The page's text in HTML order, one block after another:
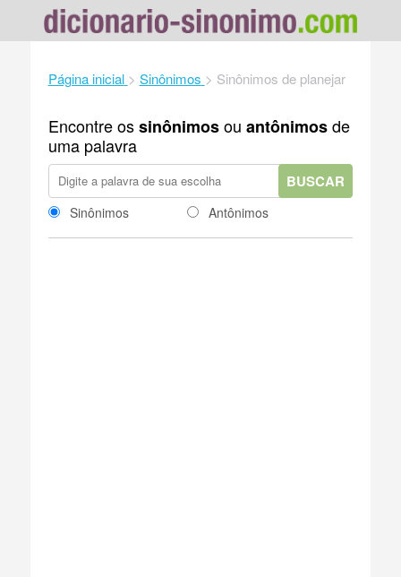
Página inicial > Sinônimos > Sinônimos de planejar
Encontre ossinônimosou antônimosde
uma palavra
BUSCAR
Sinônimos Antônimos